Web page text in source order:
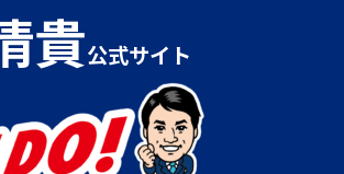
貴公式サイト